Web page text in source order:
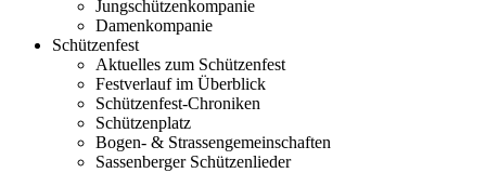
Jungschützenkompanie
Damenkompanie
Schützenfest
Aktuelles zum Schützenfest
Festverlauf im Überblick
Schützenfest-Chroniken
Schützenplatz
Bogen- & Strassengemeinschaften
Sassenberger Schützenlieder